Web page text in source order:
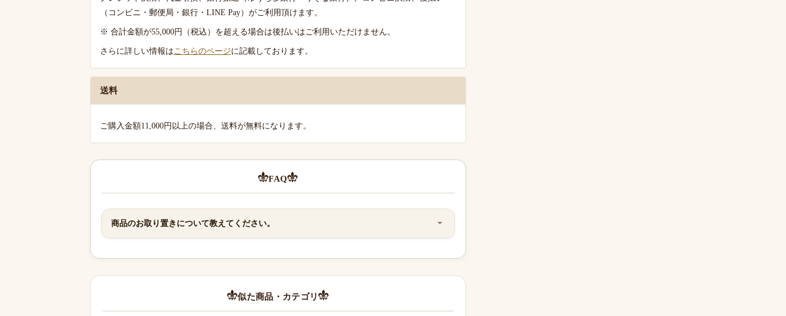
（コンビニ・郵便局・銀行・LINE Pay）がご利用頂けます。
※ 合計金額が55,000円（税込）を超える場合は後払いはご利用いただけません。
さらに詳しい情報は こちらのページに記載しております。
送料
ご購入金額11,000円以上の場合、送料が無料になります。
FAQ
商品のお取り置きについて教えてください。
似た商品・カテゴリ